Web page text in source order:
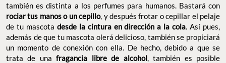
también es distinta a los perfumes para humanos. Bastará con
rociar tus manos o un cepillo, y después frotar o cepillar el pelaje
de tu mascota desde la cintura en dirección a la cola . Así pues,
además de que tu mascota olerá delicioso, también se propiciará
un momento de conexión con ella. De hecho, debido a que se
trata de unafragancia libre de alcohol, también es posible